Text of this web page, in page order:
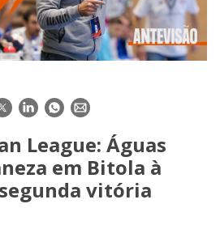
LinkedInWhatsApp
E-
League: Águas
em Bitola à
vitória